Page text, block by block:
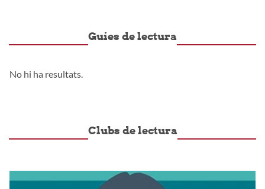
Guies de lectura
No hi ha resultats.
Clubs de lectura